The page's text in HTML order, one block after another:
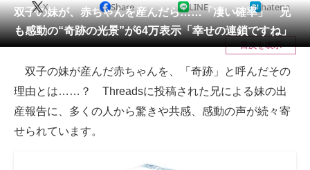
会員記事
メディア
注目記事を集めた総合ページ
ITの今と未来を見通す
スマホと通信の最新トレンド
双子の妹が、赤ちゃんを産んだら……「凄い確率」 兄
も感動の“奇跡の光景”が64万表示「幸せの連鎖ですね」
X Share LINE hatena
目次を表示
双子の妹が産んだ赤ちゃんを、「奇跡」と呼んだその
理由とは……？ Threadsに投稿された兄による妹の出
産報告に、多くの人から驚きや共感、感動の声が続々寄
せられています。